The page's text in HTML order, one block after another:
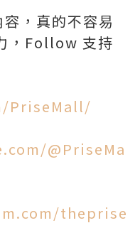
，真的不容易
，Follow 支持
PriseMall/
@PriseMa
theprise